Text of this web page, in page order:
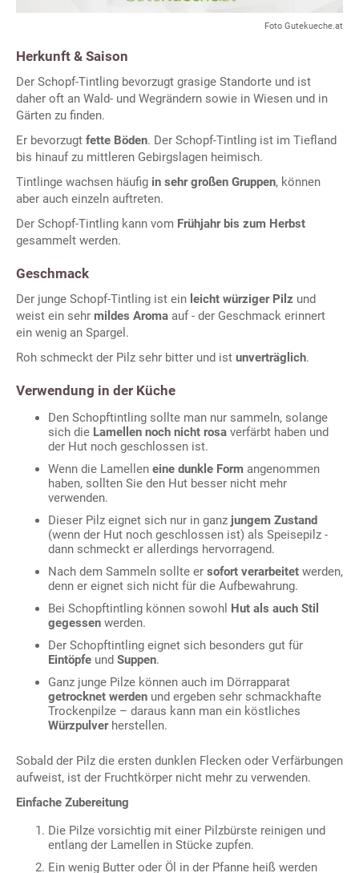
Foto Gutekueche.at
Herkunft & Saison
Der Schopf-Tintling bevorzugt grasige Standorte und ist
daher oft an Wald- und Wegrändern sowie in Wiesen und in
Gärten zu finden.
Er bevorzugt fette Böden. Der Schopf-Tintling ist im Tiefland
bis hinauf zu mittleren Gebirgslagen heimisch.
Tintlinge wachsen häufig in sehr großen Gruppen, können
aber auch einzeln auftreten.
Der Schopf-Tintling kann vom Frühjahr bis zum Herbst
gesammelt werden.
Geschmack
Der junge Schopf-Tintling ist ein leicht würziger Pilz und
weist ein sehr mildes Aroma auf - der Geschmack erinnert
ein wenig an Spargel.
Roh schmeckt der Pilz sehr bitter und ist unverträglich.
Verwendung in der Küche
Den Schopftintling sollte man nur sammeln, solange
sich die Lamellen noch nicht rosa verfärbt haben und
der Hut noch geschlossen ist.
Wenn die Lamellen eine dunkle Form angenommen
haben, sollten Sie den Hut besser nicht mehr
verwenden.
Dieser Pilz eignet sich nur in ganz jungem Zustand
(wenn der Hut noch geschlossen ist) als Speisepilz -
dann schmeckt er allerdings hervorragend.
Nach dem Sammeln sollte er sofort verarbeitet werden,
denn er eignet sich nicht für die Aufbewahrung.
Bei Schopftintling können sowohl Hut als auch Stil
gegessen werden.
Der Schopftintling eignet sich besonders gut für
Eintöpfe und Suppen.
Ganz junge Pilze können auch im Dörrapparat
getrocknet werden und ergeben sehr schmackhafte
Trockenpilze – daraus kann man ein köstliches
Würzpulverherstellen.
Sobald der Pilz die ersten dunklen Flecken oder Verfärbungen
aufweist, ist der Fruchtkörper nicht mehr zu verwenden.
Einfache Zubereitung
Die Pilze vorsichtig mit einer Pilzbürste reinigen und
entlang der Lamellen in Stücke zupfen.
Ein wenig Butter oder Öl in der Pfanne heiß werden